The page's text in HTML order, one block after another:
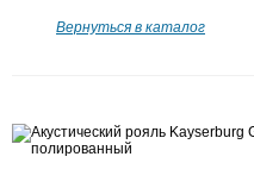
Вернуться в каталог